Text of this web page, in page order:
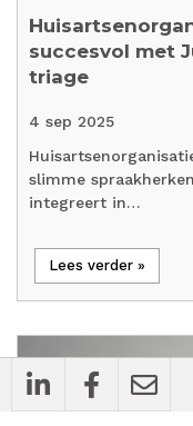
succesvol met
triage
4 sep 2025
slimme
integreert in…
Lees verder »